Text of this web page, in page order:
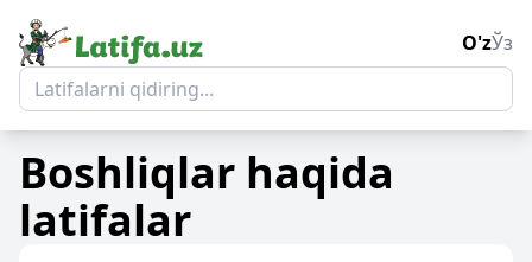
O'zЎз
Boshliqlar haqida
latifalar